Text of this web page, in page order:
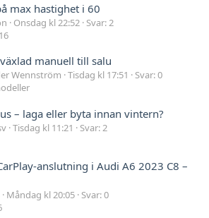
max hastighet i 60
Onsdag kl 22:52 Svar: 2
manuell till salu
Wennström Tisdag kl 17:51
Svar: 0
– laga eller byta innan vintern?
Tisdag kl 11:21
Svar: 2
anslutning i Audi A6 2023 C8 –
Måndag kl 20:05 Svar: 0